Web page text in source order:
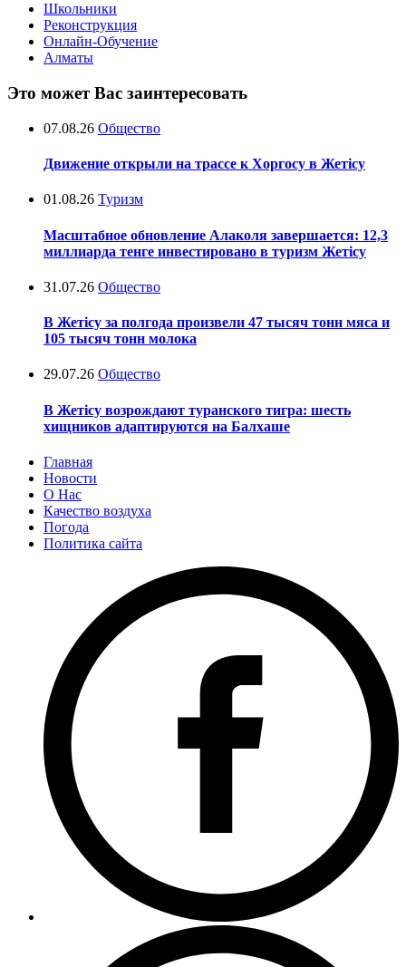
Школьники
Реконструкция
Онлайн-Обучение
Алматы
Это может Вас заинтересовать
07.08.26 Общество
Движение открыли на трассе к Хоргосу в Жетісу
01.08.26 Туризм
Масштабное обновление Алаколя завершается: 12,3
миллиарда тенге инвестировано в туризм Жетісу
31.07.26 Общество
В Жетісу за полгода произвели 47 тысяч тонн мяса и
105 тысяч тонн молока
29.07.26 Общество
В Жетісу возрождают туранского тигра: шесть
хищников адаптируются на Балхаше
Главная
Новости
О Нас
Качество воздуха
Погода
Политика сайта